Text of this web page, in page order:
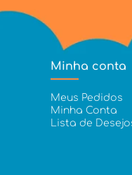
Minha conta
Meus Pedidos
Minha Conta
Lista de